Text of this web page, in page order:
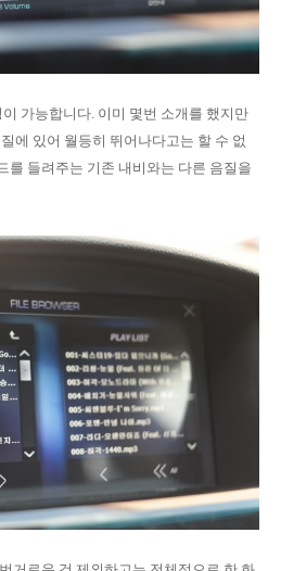
가능합니다. 이미 몇번 소개를 했지만
에 있어 월등히 뛰어나다고는 할 수 없
를 들려주는 기존 내비와는 다른 음질을